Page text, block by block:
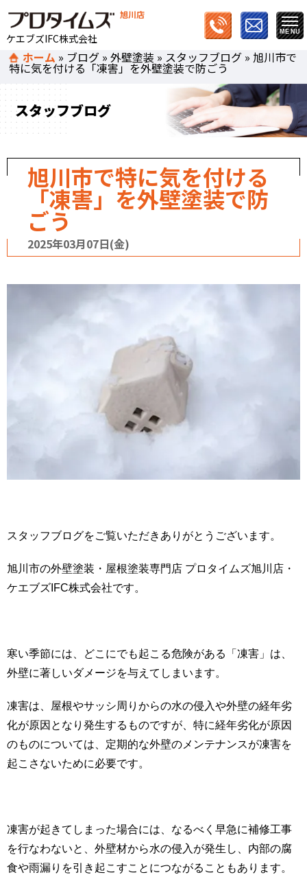
旭川店
ケエブズIFC株式会社
ホーム » ブログ »外壁塗装 » スタッフブログ » 旭川市で
特に気を付ける「凍害」を外壁塗装で防ごう
スタッフブログ
旭川市で特に気を付ける
「凍害」を外壁塗装で防
ごう
2025年03月07日(金)
スタッフブログをご覧いただきありがとうございます。
旭川市の外壁塗装・屋根塗装専門店 プロタイムズ旭川店・
ケエブズIFC株式会社です。
寒い季節には、どこにでも起こる危険がある「凍害」は、
外壁に著しいダメージを与えてしまいます。
凍害は、屋根やサッシ周りからの水の侵入や外壁の経年劣
化が原因となり発生するものですが、特に経年劣化が原因
のものについては、定期的な外壁のメンテナンスが凍害を
起こさないために必要です。
凍害が起きてしまった場合には、なるべく早急に補修工事
を行なわないと、外壁材から水の侵入が発生し、内部の腐
食や雨漏りを引き起こすことにつながることもあります。